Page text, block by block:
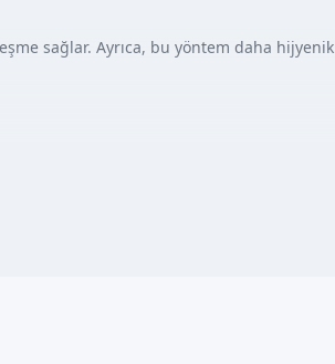
sağlar. Ayrıca, bu yöntem daha hijyenik